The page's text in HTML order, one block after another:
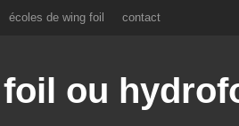
écoles de wing foil contact